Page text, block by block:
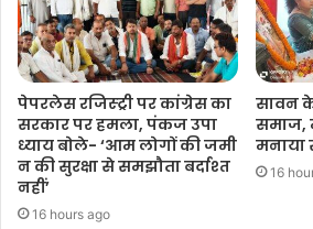
पेपरलेस रजिस्ट्री पर कांग्रेस का
सरकार पर हमला, पंकज उपा
ध्याय बोले- ‘आम लोगों की जमी
न की सुरक्षा से समझौता बर्दाश्त
नहीं’
16 hours ago
सावन
समाज,
मनाया
16